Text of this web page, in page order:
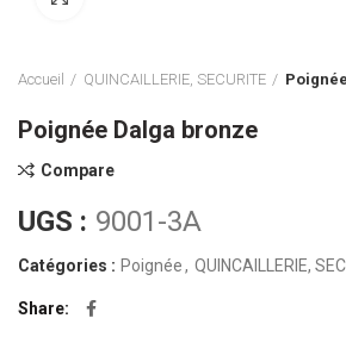
Accueil QUINCAILLERIE, SECURITE Poignée
Poignée Dalga bronze
Compare
UGS : 9001-3A
Catégories : Poignée, QUINCAILLERIE,
Share